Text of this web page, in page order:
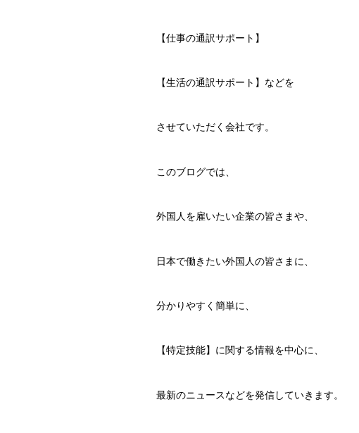
【仕事の通訳サポート】
【生活の通訳サポート】などを
させていただく会社です。
このブログでは、
外国人を雇いたい企業の皆さまや、
日本で働きたい外国人の皆さまに、
分かりやすく簡単に、
【特定技能】に関する情報を中心に、
最新のニュースなどを発信していきます。